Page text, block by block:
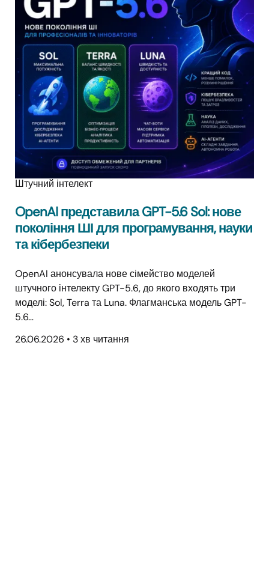
Штучний інтелект
OpenAI представила GPT-5.6 Sol: нове
покоління ШІ для програмування, науки
та кібербезпеки
OpenAI анонсувала нове сімейство моделей
штучного інтелекту GPT-5.6, до якого входять три
моделі: Sol, Terra та Luna. Флагманська модель GPT-
5.6…
26.06.2026 • 3 хв читання